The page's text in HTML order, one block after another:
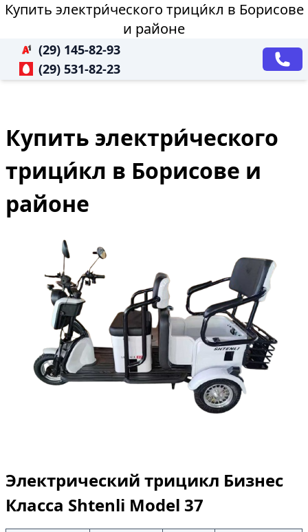
Купить электри́ческого трици́кл в Борисове
и районе
(29) 145-82-93
(29) 531-82-23
Купить электри́ческого
трици́кл в Борисове и
районе
Электрический трицикл Бизнес
Класса Shtenli Model 37